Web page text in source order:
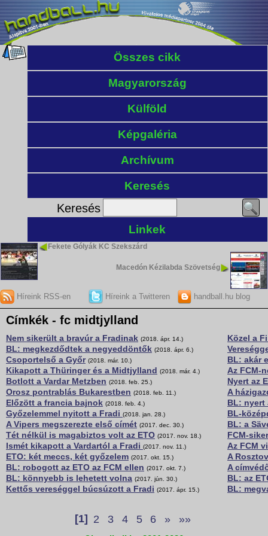
Összes cikk
Magyarország
Külföld
Képgaléria
Archívum
Keresés
Keresés
Linkek
Fekete Gólyák KC Szekszárd
Macedón Kézilabda Szövetség
Híreink RSS-en Híreink a Twitteren handball.hu blog
Címkék - fc midtjylland
Nem sikerült a bravúr a Fradinak (2018. ápr. 14.)
BL: megkezdődtek a negyeddöntők (2018. ápr. 6.)
Csoportelső a Győr (2018. már. 10.)
Kikapott a Thüringer és a Midtjylland (2018. már. 4.)
Botlott a Vardar Metzben (2018. feb. 25.)
Orosz pontrablás Bukarestben (2018. feb. 11.)
Előzött a francia bajnok (2018. feb. 4.)
Győzelemmel nyitott a Fradi (2018. jan. 28.)
A Vipers megszerezte első címét (2017. dec. 30.)
Tét nélkül is magabiztos volt az ETO (2017. nov. 18.)
Ismét kikapott a Vardartól a Fradi (2017. nov. 11.)
ETO: két meccs, két győzelem (2017. okt. 15.)
BL: robogott az ETO az FCM ellen (2017. okt. 7.)
BL: könnyebb is lehetett volna (2017. jún. 30.)
Kettős vereséggel búcsúzott a Fradi (2017. ápr. 15.)
Közel a
BL: akár
Az FCM-
Nyert az
A
BL: nyert
BL-
BL: a
FCM-
Az FCM
A
A
BL: az
BL:
[1] 2 3 4 5 6 » »»